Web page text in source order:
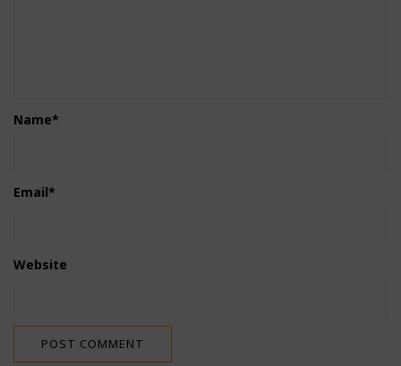
Name*
Email*
Website